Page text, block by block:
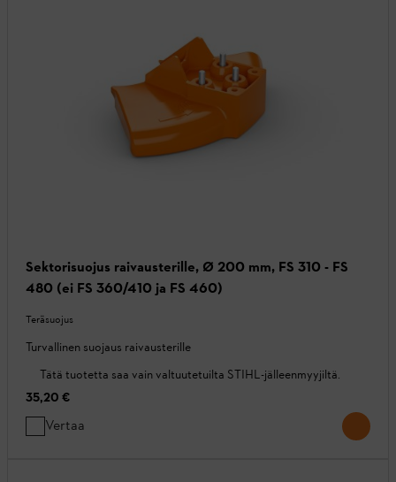
Sektorisuojus raivausterille, Ø 200 mm, FS 310 - FS
480 (ei FS 360/410 ja FS 460)
Teräsuojus
Turvallinen suojaus raivausterille
Tätä tuotetta saa vain valtuutetuilta STIHL-jälleenmyyjiltä.
35,20 €
Vertaa